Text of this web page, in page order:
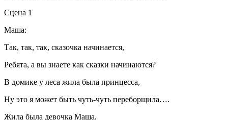
Сцена 1
Маша:
Так, так, так, сказочка начинается,
Ребята, а вы знаете как сказки начинаются?
В домике у леса жила была принцесса,
Ну это я может быть чуть-чуть переборщила….
Жила была девочка Маша,